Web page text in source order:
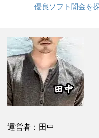
優良ソフト闇金を
運営者：田中